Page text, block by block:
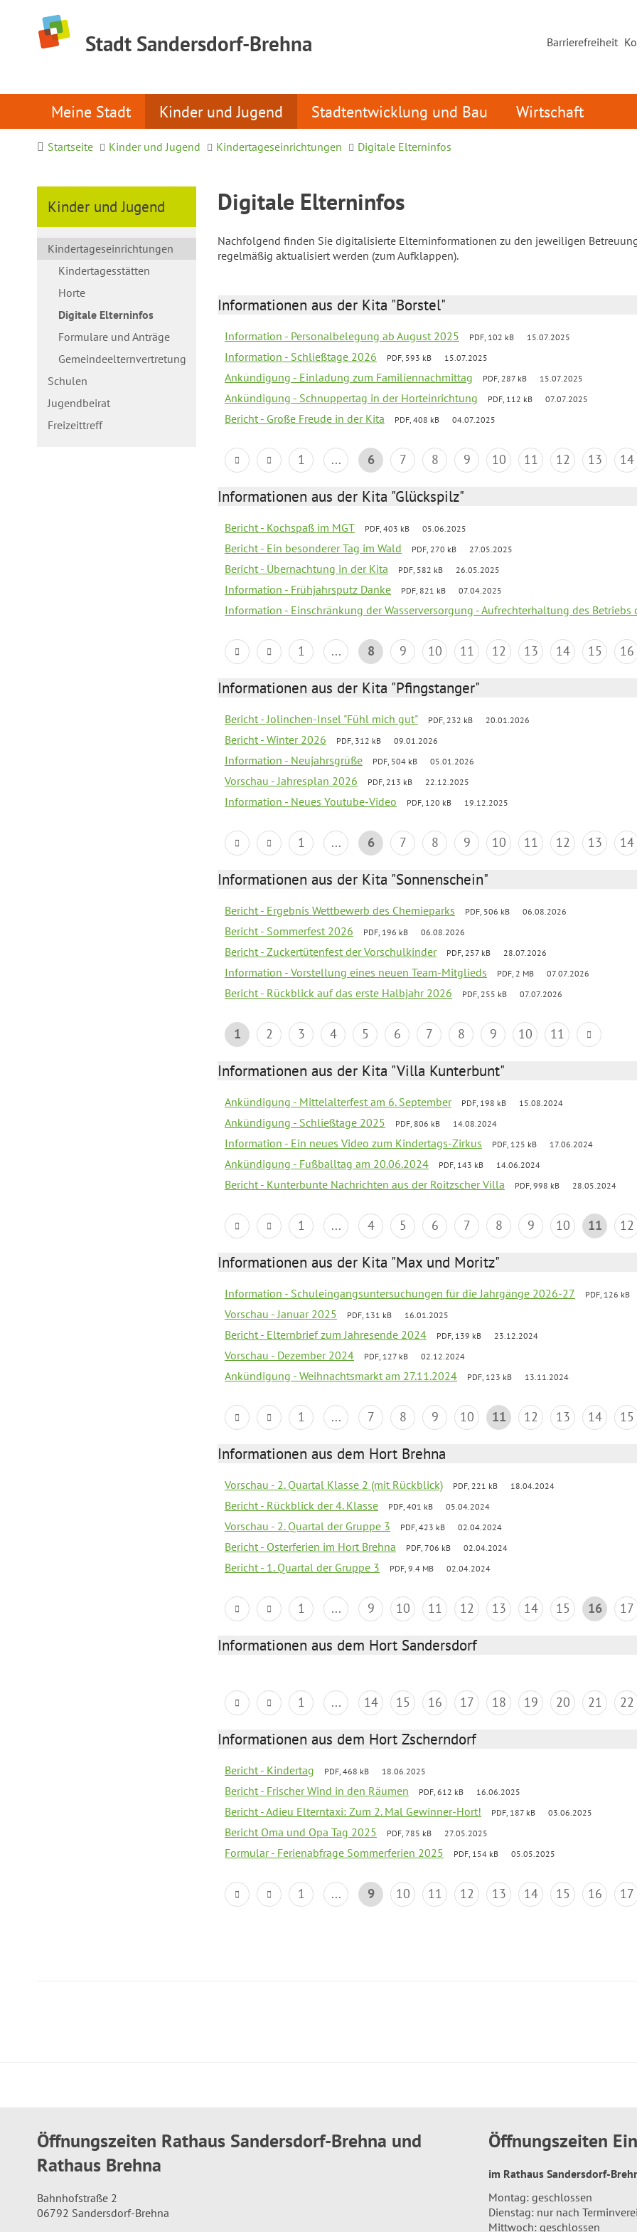
Stadt Sandersdorf-Brehna Barrierefreiheit
Meine Stadt Kinder und Jugend Stadtentwicklung und Bau Wirtschaft
Startseite Kinder und Jugend Kindertageseinrichtungen Digitale Elterninfos
Kinder und Jugend
Kindertageseinrichtungen
Kindertagesstätten
Horte
Digitale Elterninfos
Formulare und Anträge
Gemeindeelternvertretung
Schulen
Jugendbeirat
Freizeittreff
Digitale Elterninfos
Nachfolgend finden Sie digitalisierte Elterninformationen zu den jeweiligen
regelmäßig aktualisiert werden (zum Aufklappen).
Informationen aus der Kita "Borstel"
Information - Personalbelegung ab August 2025 PDF, 102 kB 15.07.2025
Information - Schließtage 2026 PDF, 593 kB 15.07.2025
Ankündigung - Einladung zum Familiennachmittag PDF, 287 kB 15.07.2025
Ankündigung - Schnuppertag in der Horteinrichtung PDF, 112 kB 07.07.2025
Bericht - Große Freude in der Kita PDF, 408 kB 04.07.2025
1 ... 6 7 8 9 10 11 12 13 14
Informationen aus der Kita "Glückspilz"
Bericht - Kochspaß im MGT PDF, 403 kB 05.06.2025
Bericht - Ein besonderer Tag im Wald PDF, 270 kB 27.05.2025
Bericht - Übernachtung in der Kita PDF, 582 kB 26.05.2025
Information - Frühjahrsputz Danke PDF, 821 kB 07.04.2025
Information - Einschränkung der Wasserversorgung - Aufrechterhaltung des Betriebs
1 ... 8 9 10 11 12 13 14 15 16
Informationen aus der Kita "Pfingstanger"
Bericht - Jolinchen-Insel "Fühl mich gut" PDF, 232 kB 20.01.2026
Bericht - Winter 2026 PDF, 312 kB 09.01.2026
Information - Neujahrsgrüße PDF, 504 kB 05.01.2026
Vorschau - Jahresplan 2026 PDF, 213 kB 22.12.2025
Information - Neues Youtube-Video PDF, 120 kB 19.12.2025
1 ... 6 7 8 9 10 11 12 13 14
Informationen aus der Kita "Sonnenschein"
Bericht - Ergebnis Wettbewerb des Chemieparks PDF, 506 kB 06.08.2026
Bericht - Sommerfest 2026 PDF, 196 kB 06.08.2026
Bericht - Zuckertütenfest der Vorschulkinder PDF, 257 kB 28.07.2026
Information - Vorstellung eines neuen Team-Mitglieds PDF, 2 MB 07.07.2026
Bericht - Rückblick auf das erste Halbjahr 2026 PDF, 255 kB 07.07.2026
1 2 3 4 5 6 7 8 9 10 11
Informationen aus der Kita "Villa Kunterbunt"
Ankündigung - Mittelalterfest am 6. September PDF, 198 kB 15.08.2024
Ankündigung - Schließtage 2025 PDF, 806 kB 14.08.2024
Information - Ein neues Video zum Kindertags-Zirkus PDF, 125 kB 17.06.2024
Ankündigung - Fußballtag am 20.06.2024 PDF, 143 kB 14.06.2024
Bericht - Kunterbunte Nachrichten aus der Roitzscher Villa PDF, 998 kB 28.05.2024
1 ... 4 5 6 7 8 9 10 11 12
Informationen aus der Kita "Max und Moritz"
Information - Schuleingangsuntersuchungen für die Jahrgänge 2026-27 PDF, 126 kB
Vorschau - Januar 2025 PDF, 131 kB 16.01.2025
Bericht - Elternbrief zum Jahresende 2024 PDF, 139 kB 23.12.2024
Vorschau - Dezember 2024 PDF, 127 kB 02.12.2024
Ankündigung - Weihnachtsmarkt am 27.11.2024 PDF, 123 kB 13.11.2024
1 ... 7 8 9 10 11 12 13 14 15
Informationen aus dem Hort Brehna
Vorschau - 2. Quartal Klasse 2 (mit Rückblick) PDF, 221 kB 18.04.2024
Bericht - Rückblick der 4. Klasse PDF, 401 kB 05.04.2024
Vorschau - 2. Quartal der Gruppe 3 PDF, 423 kB 02.04.2024
Bericht - Osterferien im Hort Brehna PDF, 706 kB 02.04.2024
Bericht - 1. Quartal der Gruppe 3 PDF, 9.4 MB 02.04.2024
1 ... 9 10 11 12 13 14 15 16 17
Informationen aus dem Hort Sandersdorf
1 ... 14 15 16 17 18 19 20 21 22
Informationen aus dem Hort Zscherndorf
Bericht - Kindertag PDF, 468 kB 18.06.2025
Bericht - Frischer Wind in den Räumen PDF, 612 kB 16.06.2025
Bericht - Adieu Elterntaxi: Zum 2. Mal Gewinner-Hort! PDF, 187 kB 03.06.2025
Bericht Oma und Opa Tag 2025 PDF, 785 kB 27.05.2025
Formular - Ferienabfrage Sommerferien 2025 PDF, 154 kB 05.05.2025
1 ... 9 10 11 12 13 14 15 16 17
Öffnungszeiten Rathaus Sandersdorf-Brehna und
Rathaus Brehna
Bahnhofstraße 2
06792 Sandersdorf-Brehna
Öffnungszeiten
im Rathaus Sandersdorf-
Montag: geschlossen
Dienstag: nur nach
Mittwoch: geschlossen